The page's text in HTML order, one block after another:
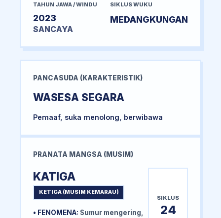
TAHUN JAWA / WINDU
2023
SANCAYA
SIKLUS WUKU
MEDANGKUNGAN
PANCASUDA (KARAKTERISTIK)
WASESA SEGARA
Pemaaf, suka menolong, berwibawa
PRANATA MANGSA (MUSIM)
KATIGA
KETIGA (MUSIM KEMARAU)
• FENOMENA: Sumur mengering,
SIKLUS
24